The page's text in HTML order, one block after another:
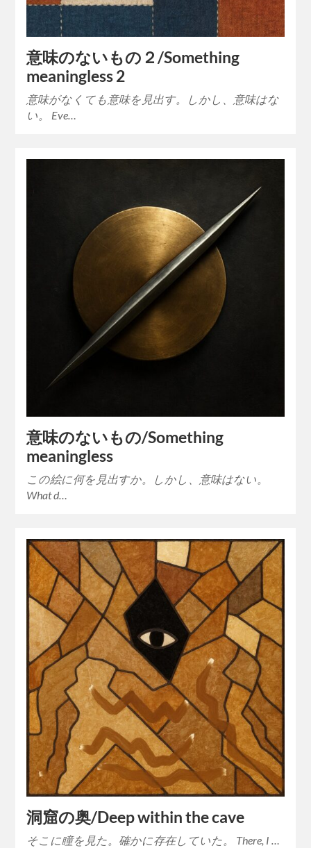
意味のないもの２/Something
meaningless 2
意味がなくても意味を見出す。しかし、意味はな
い。 Eve…
意味のないもの/Something
meaningless
この絵に何を見出すか。しかし、意味はない。
What d…
洞窟の奥/Deep within the cave
そこに瞳を見た。確かに存在していた。 There, I …